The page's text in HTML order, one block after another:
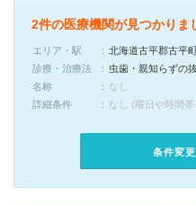
2件の医療機関が見つかりま
エリア・駅
北海道古平郡古平
診療・治療法
虫歯・親知らずの
名称
なし
詳細条件
なし (曜日や時間
条件変